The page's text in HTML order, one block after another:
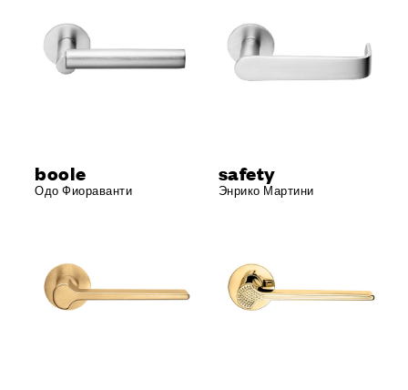
boole
Одо Фиораванти
safety
Энрико Мартини